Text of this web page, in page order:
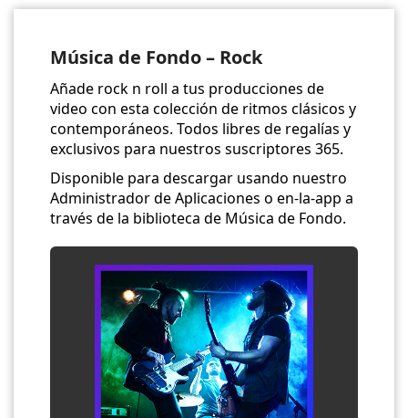
Música de Fondo – Rock
Añade rock n roll a tus producciones de
video con esta colección de ritmos clásicos y
contemporáneos. Todos libres de regalías y
exclusivos para nuestros suscriptores 365.
Disponible para descargar usando nuestro
Administrador de Aplicaciones o en-la-app a
través de la biblioteca de Música de Fondo.